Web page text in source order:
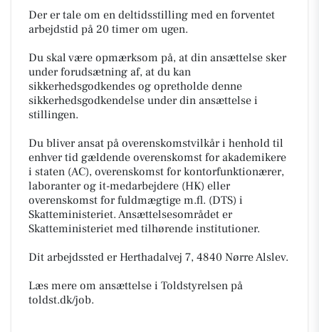
Der er tale om en deltidsstilling med en forventet
arbejdstid på 20 timer om ugen.
Du skal være opmærksom på, at din ansættelse sker
under forudsætning af, at du kan
sikkerhedsgodkendes og opretholde denne
sikkerhedsgodkendelse under din ansættelse i
stillingen.
Du bliver ansat på overenskomstvilkår i henhold til
enhver tid gældende overenskomst for akademikere
i staten (AC), overenskomst for kontorfunktionærer,
laboranter og it-medarbejdere (HK) eller
overenskomst for fuldmægtige m.fl. (DTS) i
Skatteministeriet. Ansættelsesområdet er
Skatteministeriet med tilhørende institutioner.
Dit arbejdssted er Herthadalvej 7, 4840 Nørre Alslev.
Læs mere om ansættelse i Toldstyrelsen på
toldst.dk/job.